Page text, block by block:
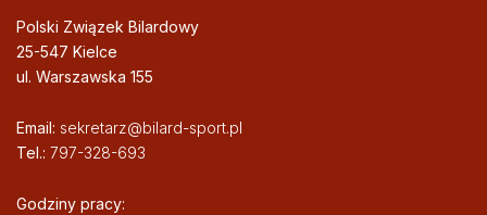
Polski Związek Bilardowy
25-547 Kielce
ul. Warszawska 155
Email: sekretarz@bilard-sport.pl
Tel.: 797-328-693
Godziny pracy: